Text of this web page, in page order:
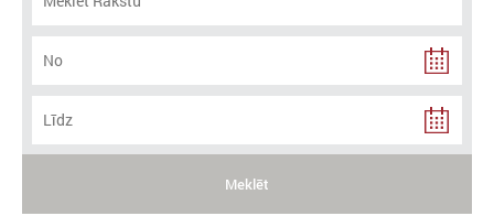
Meklēt